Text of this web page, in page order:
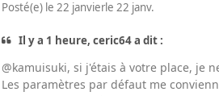
Posté(e) le 22 janvierle 22 janv.
Il y a 1 heure, ceric64 a dit :
@kamuisuki, si j'étais à votre place, je
Les paramètres par défaut me